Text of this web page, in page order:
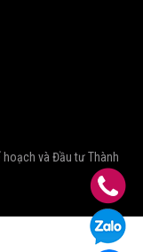
hoạch và Đầu tư Thành